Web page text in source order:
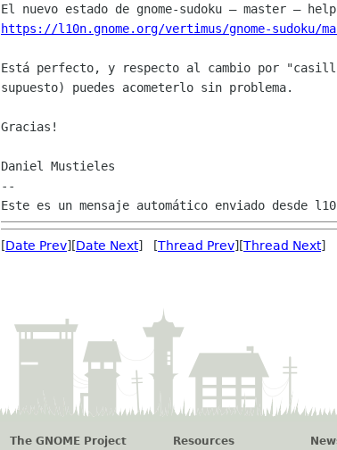
https://l10n.gnome.org/vertimus/gnome-sudoku/
Está perfecto, y respecto al cambio por
supuesto) puedes acometerlo sin problema.
Gracias!
Daniel Mustieles
--
[Date Prev][Date Next] [Thread Prev][Thread Next]
The GNOME Project
Resources